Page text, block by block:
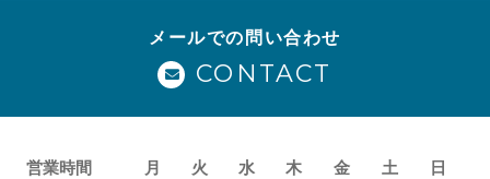
メールでの問い合わせ
CONTACT
営業時間 月 火 水 木 金 土 日